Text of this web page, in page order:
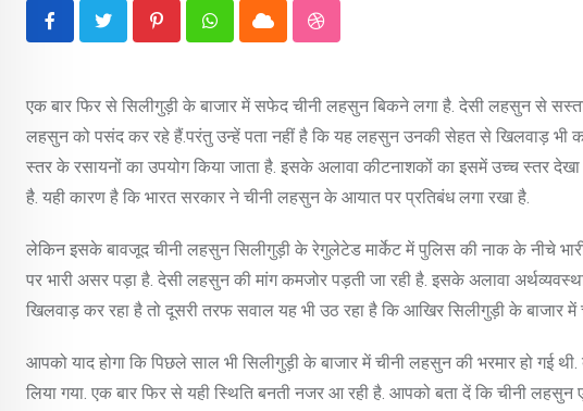
PinterestWhatsappCloud StumbleUpon
एक बार फिर से सिलीगुड़ी के बाजार में सफेद चीनी लहसुन बिकने लगा है. देसी लहसुन से
लहसुन को पसंद कर रहे हैं.परंतु उन्हें पता नहीं है कि यह लहसुन उनकी सेहत से खिलवाड़ भी
स्तर के रसायनों का उपयोग किया जाता है. इसके अलावा कीटनाशकों का इसमें उच्च स्तर
है. यही कारण है कि भारत सरकार ने चीनी लहसुन के आयात पर प्रतिबंध लगा रखा है.
लेकिन इसके बावजूद चीनी लहसुन सिलीगुड़ी के रेगुलेटेड मार्केट में पुलिस की नाक के नीचे भारी
पर भारी असर पड़ा है. देसी लहसुन की मांग कमजोर पड़ती जा रही है. इसके अलावा
खिलवाड़ कर रहा है तो दूसरी तरफ सवाल यह भी उठ रहा है कि आखिर सिलीगुड़ी के
आपको याद होगा कि पिछले साल भी सिलीगुड़ी के बाजार में चीनी लहसुन की भरमार हो गई
लिया गया. एक बार फिर से यही स्थिति बनती नजर आ रही है. आपको बता दें कि चीनी